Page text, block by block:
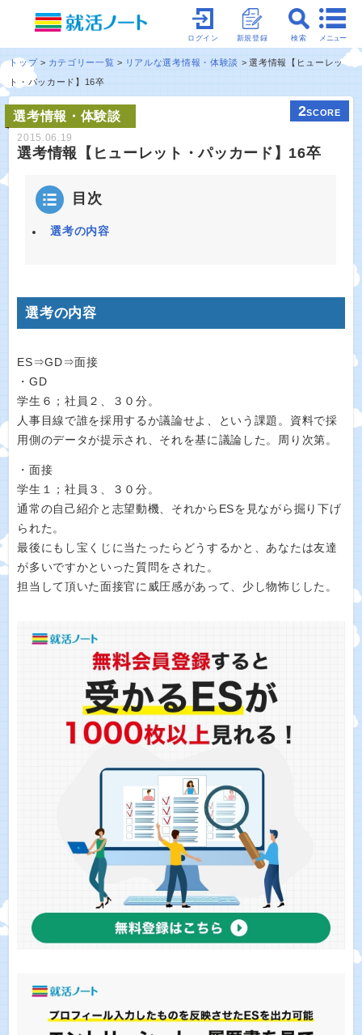
メニュー
検索
新規登録
ログイン
トップ カテゴリー一覧 リアルな選考情報・体験談
選考情報【ヒューレッ
ト・パッカード】16卒
選考情報・体験談 2SCORE
2015.06.19
選考情報【ヒューレット・パッカード】16卒
目次
選考の内容
選考の内容
ES⇒GD⇒面接
・GD
学生６；社員２、３０分。
人事目線で誰を採用するか議論せよ、という課題。資料で採
用側のデータが提示され、それを基に議論した。周り次第。
・面接
学生１；社員３、３０分。
通常の自己紹介と志望動機、それからESを見ながら掘り下げ
られた。
最後にもし宝くじに当たったらどうするかと、あなたは友達
が多いですかといった質問をされた。
担当して頂いた面接官に威圧感があって、少し物怖じした。